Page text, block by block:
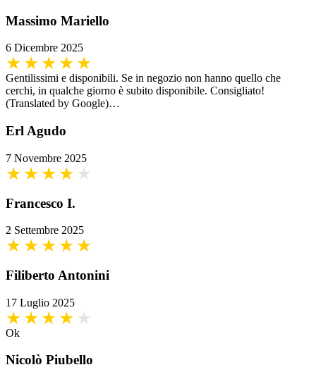
Massimo Mariello
6 Dicembre 2025
Gentilissimi e disponibili. Se in negozio non hanno quello che
cerchi, in qualche giorno è subito disponibile. Consigliato!
(Translated by Google)…
Erl Agudo
7 Novembre 2025
Francesco I.
2 Settembre 2025
Filiberto Antonini
17 Luglio 2025
Ok
Nicolò Piubello